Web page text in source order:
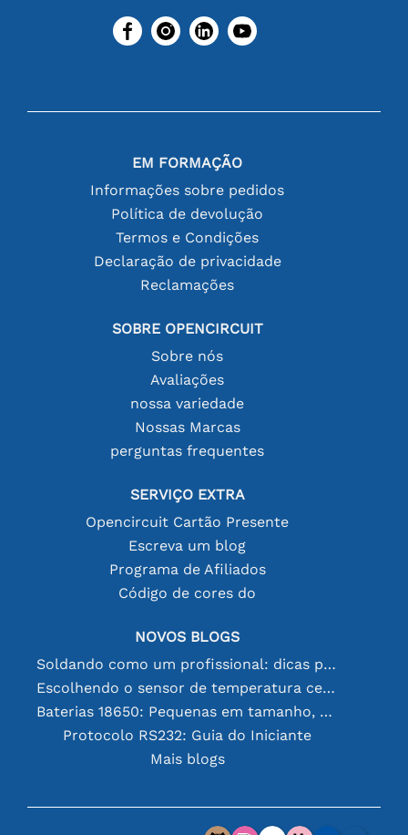
EM FORMAÇÃO
Informações sobre pedidos
Política de devolução
Termos e Condições
Declaração de privacidade
Reclamações
SOBRE OPENCIRCUIT
Sobre nós
Avaliações
nossa variedade
Nossas Marcas
perguntas frequentes
SERVIÇO EXTRA
Opencircuit Cartão Presente
Escreva um blog
Programa de Afiliados
Código de cores do
NOVOS BLOGS
Soldando como um profissional: dicas para conexões eletrônicas perfeitas
Escolhendo o sensor de temperatura certo [youtube]
Baterias 18650: Pequenas em tamanho, grandes em desempenho
Protocolo RS232: Guia do Iniciante
Mais blogs